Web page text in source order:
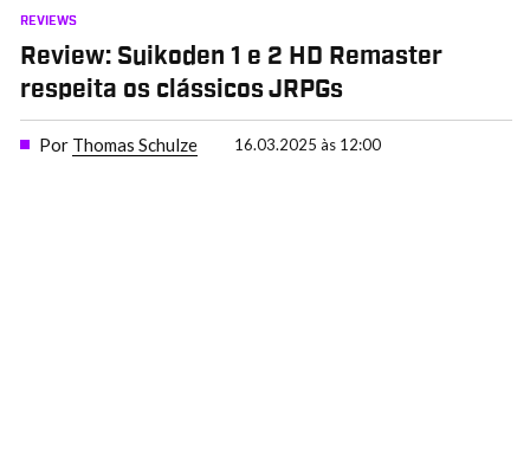
REVIEWS
Review: Suikoden 1 e 2 HD Remaster
respeita os clássicos JRPGs
Por Thomas Schulze 16.03.2025 às 12:00